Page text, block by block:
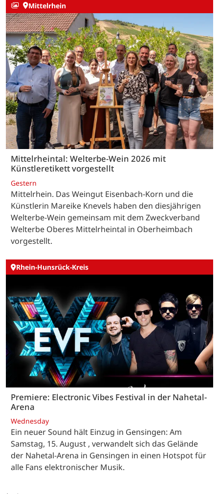
Mittelrhein
Mittelrheintal: Welterbe-Wein 2026 mit
Künstleretikett vorgestellt
Gestern
Mittelrhein. Das Weingut Eisenbach-Korn und die
Künstlerin Mareike Knevels haben den diesjährigen
Welterbe-Wein gemeinsam mit dem Zweckverband
Welterbe Oberes Mittelrheintal in Oberheimbach
vorgestellt.
Rhein-Hunsrück-Kreis
Premiere: Electronic Vibes Festival in der Nahetal-
Arena
Wednesday
Ein neuer Sound hält Einzug in Gensingen: Am
Samstag, 15. August , verwandelt sich das Gelände
der Nahetal-Arena in Gensingen in einen Hotspot für
alle Fans elektronischer Musik.